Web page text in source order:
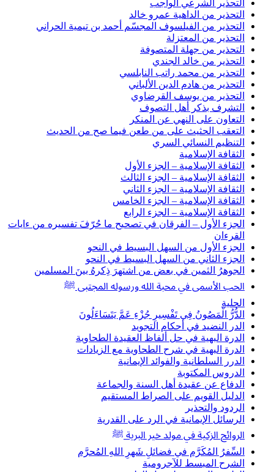
التحذير الشرعي الواجب
التحذير من الداهية عمرو خالد
التحذير من الفيلسوف المجسّم أحمد بن تيمية الحراني
التحذير من المعتزلة
التحذير من جهلة المتصوفة
التحذير من خالد الجندي
التحذير من محمد راتب النابلسي
التحذير من هادم الدين الألباني
التحذير من يوسف القرضاوي
التشرف بذكر أهل التصوف
التعاون على النهي عن المنكر
التعقب الحثيث على من طعن فيما صح من الحديث
التنظيم النسائي السري
الثقافة الإسلامية
الثقافة الإسلامية – الجزء الأول
الثقافة الإسلامية – الجزء الثالث
الثقافة الإسلامية – الجزء الثاني
الثقافة الإسلامية – الجزء الخامس
الثقافة الإسلامية – الجزء الرابع
الجزء الأول – الفرقان في تصحيح ما حُرّفَ تفسيره من ءايات
القرءان
الجزء الأول من السهل البسيط في النحو
الجزء الثاني من السهل البسيط في النحو
الجوهرُ الثمين في بعض من اشتهرَ ذِكرهُ بينَ المسلمين
الحب الأسمى في محبة الله ورسوله المجتبى ﷺ
الحلية
الدُّرُّ الْمَصُونُ فِي تَفْسِيرِ جُزْءِ عَمَّ يَتَسَاءَلُونَ
الدر النضيد في أحكام التجويد
الدرة البهية في حل ألفاظ العقيدة الطحاوية
الدرة البهية في شرح الطحاوية مع الزيادات
الدرر السلطانية والفوائد الإيمانية
الدروس المكتوبة
الدفاع عن عقيدة أهل السنة والجماعة
الدليل القويم على الصراط المستقيم
الردود والتحذير
الرسائل الإيمانية في الرد على القدرية
الروائح الزكية في مولد خير البرية ﷺ
السِّفرُ المُكَرَّم في فضائلِ شَهرِ اللهِ المُحرَّم
الشرح المبسط للآجرومية